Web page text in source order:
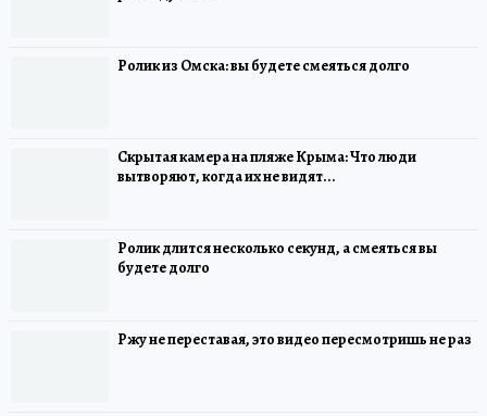
Ролик из Омска: вы будете смеяться долго
Скрытая камера на пляже Крыма: Что люди
вытворяют, когда их не видят...
Ролик длится несколько секунд, а смеяться вы
будете долго
Ржу не переставая, это видео пересмотришь не раз